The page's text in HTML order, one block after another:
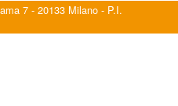
7 - 20133 Milano - P.I.